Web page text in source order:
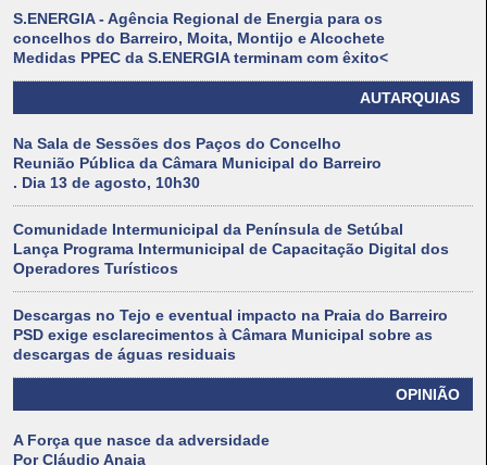
S.ENERGIA - Agência Regional de Energia para os
concelhos do Barreiro, Moita, Montijo e Alcochete
Medidas PPEC da S.ENERGIA terminam com êxito<
AUTARQUIAS
Na Sala de Sessões dos Paços do Concelho
Reunião Pública da Câmara Municipal do Barreiro
. Dia 13 de agosto, 10h30
Comunidade Intermunicipal da Península de Setúbal
Lança Programa Intermunicipal de Capacitação Digital dos
Operadores Turísticos
Descargas no Tejo e eventual impacto na Praia do Barreiro
PSD exige esclarecimentos à Câmara Municipal sobre as
descargas de águas residuais
OPINIÃO
A Força que nasce da adversidade
Por Cláudio Anaia